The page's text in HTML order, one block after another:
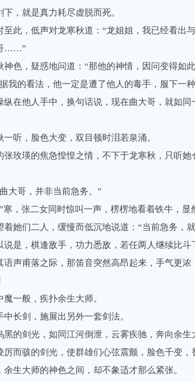
下，就是真力耗尽虚脱而死。
，低声对龙寒秋道：“龙姐姐，我已经看出
……”
，疑惑地问道：“那他的神情，因问变得如此
的看法，他一定是遭了他人的毒手，服下一
纵在他人手中，换句话说，现在曲大哥，就如
，脸色大变，双目顿时泪若泉涌。
瑛的焦急惶惶之情，不下于龙寒秋，只听她
哥，并非当前急务。”
张二女同时惊叫一声，楞楞地看着铁牛，显
们二人，缓慢而低沉地说道：“当前急务，就
说是，棋逢敌手，功力悉敌，若任两人继续比
甫落之际，那笛音突然高昂起来，手气更浓
一般，疾扑余生大师。
剑，施展出另外一套剑法。
剑光，如同江河倒泄，云雾疾驰，奔向余生
骇的剑光，使群雄们心弦震颤，脸色千变，
大师的神色之间，却不象适才那么紧张。